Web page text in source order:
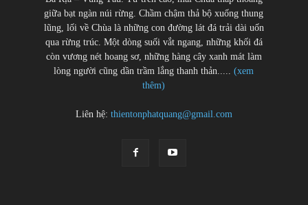
giữa bạt ngàn núi rừng. Chầm chậm thả bộ xuống thung
lũng, lối về Chùa là những con đường lát đá trải dài uốn
qua rừng trúc. Một dòng suối vắt ngang, những khối đá
còn vương nét hoang sơ, những hàng cây xanh mát làm
lòng người cũng dần trầm lắng thanh thản.....(xem
thêm)
Liên hệ: thientonphatquang@gmail.com